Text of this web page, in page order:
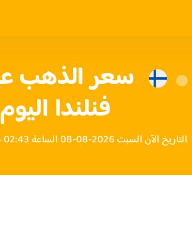
فنلندا اليوم
التاريخ الآن السبت 2026-08-08 الساعة 02:43 مساءً بتوقيت فنلندا